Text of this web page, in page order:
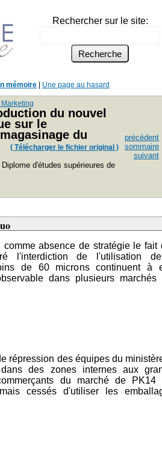
Rechercher sur le site:
mémoire Une page au hasard
du nouvel
sur le
du
( Télécharger le fichier original )
d'études supérieures de
précédent
sommaire
suivant
comme absence de stratégie le fait
l'interdiction de l'utilisation
de 60 microns continuent à
dans plusieurs
répression des équipes du
des zones internes aux
du marché de
cessés d'utiliser les